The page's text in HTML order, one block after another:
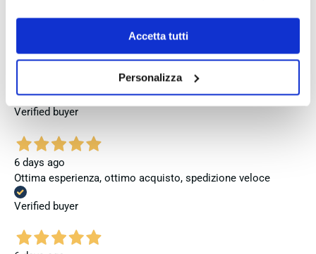
Se vuoi saperne di più consulta laprivacy policye la
Accetta tutti
Personalizza
Verified buyer
Verified buyer
6 days ago
Ottima esperienza, ottimo acquisto, spedizione veloce
Verified buyer